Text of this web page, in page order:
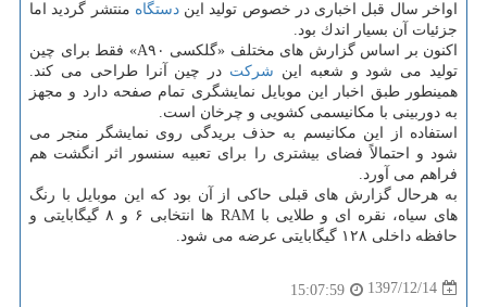
اواخر سال قبل اخباری در خصوص تولید ایندستگاه منتشر گردید اما
جزئیات آن بسیار اندك بود.
اكنون بر اساس گزارش های مختلف «گلكسی A۹۰» فقط برای چین
تولید می شود و شعبه این شركت در چین آنرا طراحی می كند.
همینطور طبق اخبار این موبایل نمایشگری تمام صفحه دارد و مجهز
به دوربینی با مكانیسمی كشویی و چرخان است.
استفاده از این مكانیسم به حذف بریدگی روی نمایشگر منجر می
شود و احتمالاً فضای بیشتری را برای تعبیه سنسور اثر انگشت هم
فراهم می آورد.
به هرحال گزارش های قبلی حاكی از آن بود كه این موبایل با رنگ
های سیاه، نقره ای و طلایی با RAM ها انتخابی ۶ و ۸ گیگابایتی و
حافظه داخلی ۱۲۸ گیگابایتی عرضه می شود.
1397/12/14
15:07:59